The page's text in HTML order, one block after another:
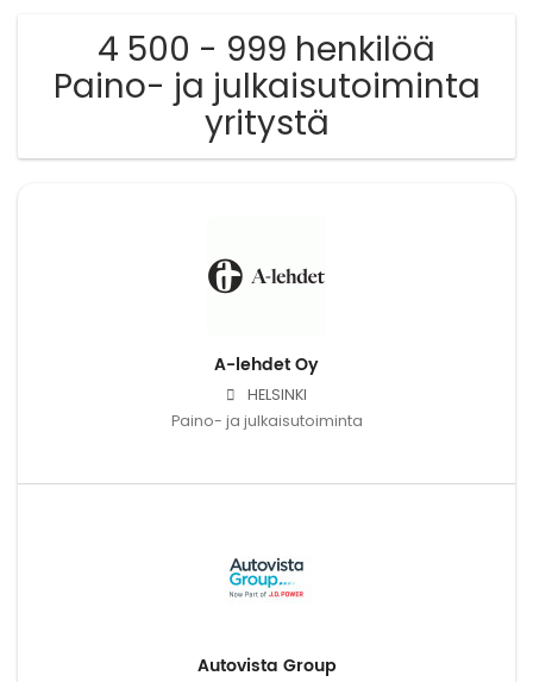
4 500 - 999 henkilöä
Paino- ja julkaisutoiminta
yritystä
A-lehdet Oy
HELSINKI
Paino- ja julkaisutoiminta
Autovista Group